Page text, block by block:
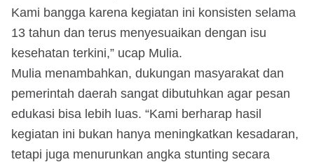
Kami bangga karena kegiatan ini konsisten selama
13 tahun dan terus menyesuaikan dengan isu
kesehatan terkini,” ucap Mulia.
Mulia menambahkan, dukungan masyarakat dan
pemerintah daerah sangat dibutuhkan agar pesan
edukasi bisa lebih luas. “Kami berharap hasil
kegiatan ini bukan hanya meningkatkan kesadaran,
tetapi juga menurunkan angka stunting secara